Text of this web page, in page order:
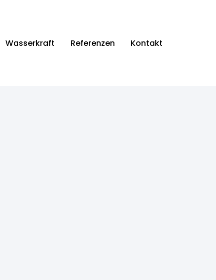
Wasserkraft Referenzen Kontakt